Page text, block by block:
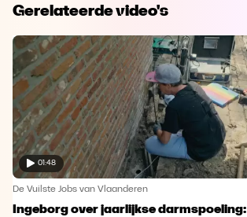
Gerelateerde video's
01:48
De Vuilste Jobs van Vlaanderen
Ingeborg over jaarlijkse darmspoeling: